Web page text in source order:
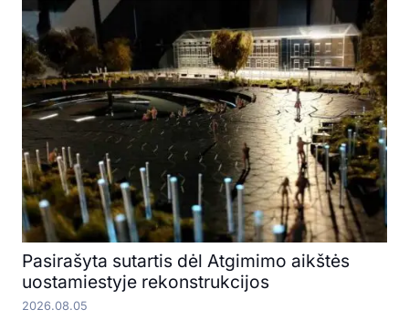
Pasirašyta sutartis dėl Atgimimo aikštės
uostamiestyje rekonstrukcijos
2026.08.05